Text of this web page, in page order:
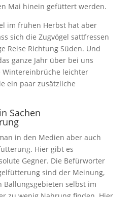
Mai hinein gefüttert werden.
im frühen Herbst hat aber
sich die Zugvögel sattfressen
Reise Richtung Süden. Und
ganze Jahr über bei uns
Wintereinbrüche leichter
ein paar zusätzliche
Sachen
in den Medien aber auch
Hier gibt es
Gegner. Die Befürworter
sind der Meinung,
Ballungsgebieten selbst im